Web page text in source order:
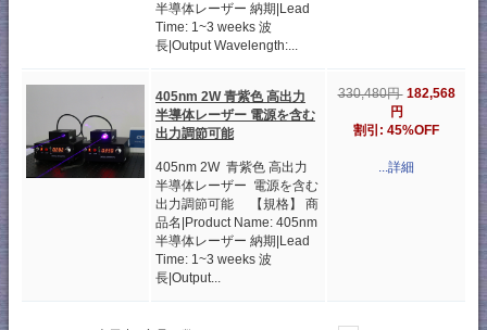
半導体レーザー 納期|Lead
Time: 1~3 weeks 波
長|Output Wavelength:...
405nm 2W 青紫色 高出力
半導体レーザー 電源を含む
出力調節可能
405nm 2W 青紫色 高出力
半導体レーザー 電源を含む
出力調節可能 【規格】 商
品名|Product Name: 405nm
半導体レーザー 納期|Lead
Time: 1~3 weeks 波
長|Output...
330,480円 182,568
円
割引: 45%OFF
...詳細